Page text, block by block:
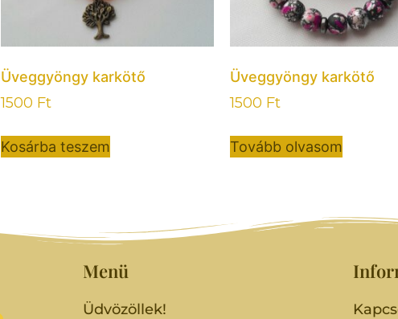
Üveggyöngy karkötő
1500 Ft
Kosárba teszem
Üveggyöngy karkötő
1500 Ft
Tovább olvasom
Menü
Üdvözöllek!